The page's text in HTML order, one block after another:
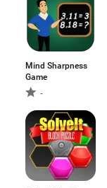
Mind Sharpness
Game
-